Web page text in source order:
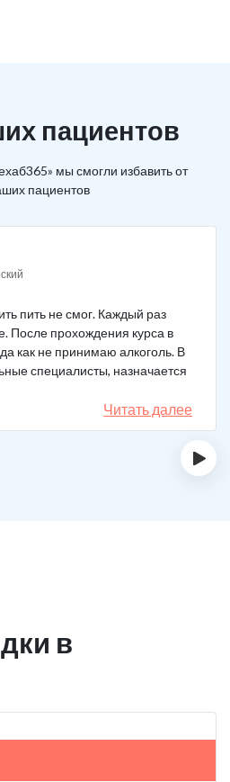
пациентов
мы смогли избавить от
пациентов
пить не смог. Каждый раз
После прохождения курса в
как не принимаю алкоголь. В
специалисты, назначается
Читать далее
›
в